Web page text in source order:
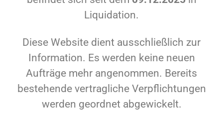
Liquidation.
Diese Website dient ausschließlich zur
Information. Es werden keine neuen
Aufträge mehr angenommen. Bereits
bestehende vertragliche Verpflichtungen
werden geordnet abgewickelt.